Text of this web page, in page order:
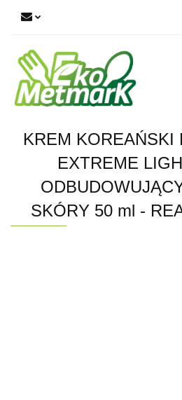
KREM KOREAŃSKI
EXTREME
SKÓRY 50 ml -